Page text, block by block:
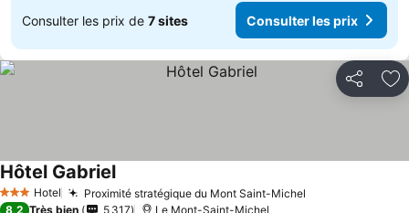
Consulter les prix de 7 sites Consulter les prix
Partager
3 ÉtoilesHotel Proximité stratégique du Mont Saint-Michel
Hôtel Gabriel
8,2 Très bien 5 317 Le Mont-Saint-Michel